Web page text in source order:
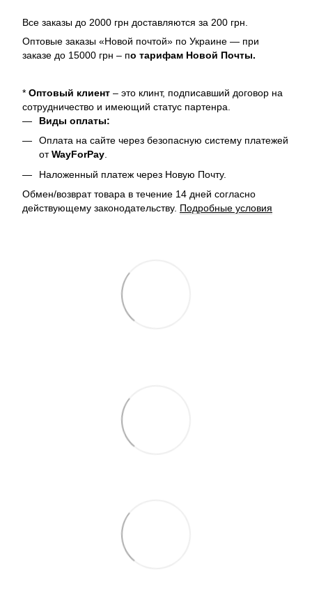
Все заказы до 2000 грн доставляются за 200 грн.
Оптовые заказы «Новой почтой» по Украине — при
заказе до 15000 грн – по тарифам Новой Почты.
* Оптовый клиент – это клинт, подписавший договор на
сотрудничество и имеющий статус партенра.
Виды оплаты:
Оплата на сайте через безопасную систему платежей
отWayForPay.
Наложенный платеж через Новую Почту.
Обмен/возврат товара в течение 14 дней согласно
действующему законодательству. Подробные условия